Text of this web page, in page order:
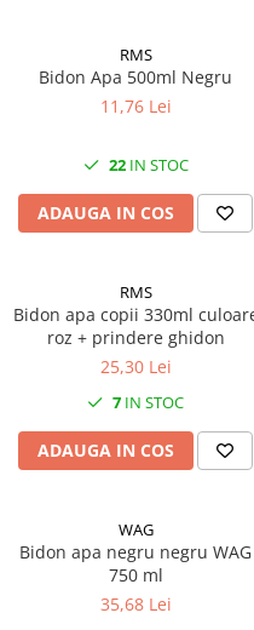
Vehicule Electrice
Piese vehicule electrice
Anvelope biciclete/scuter
Anvelope trotinete
Baterii
Camere biciclete electrice
Discuri frana trotinete
Diverse piese
Menete trotinete
Mufe de incarcare
Piese trotinete
RMS
Bidon Apa 500ml Negru
11,76 Lei
22IN STOC
ADAUGA IN COS
RMS
Bidon apa copii 330ml
roz + prindere ghidon
25,30 Lei
7 IN STOC
ADAUGA IN COS
WAG
Bidon apa negru negru WAG
750 ml
35,68 Lei